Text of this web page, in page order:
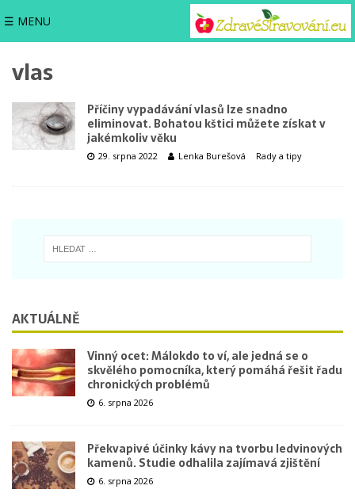
☰ MENU
vlas
Příčiny vypadávání vlasů lze snadno
eliminovat. Bohatou kštici můžete získat v
jakémkoliv věku
29. srpna 2022 Lenka Burešová Rady a tipy
AKTUÁLNĚ
Vinný ocet: Málokdo to ví, ale jedná se o
skvělého pomocníka, který pomáhá řešit řadu
chronických problémů
6. srpna 2026
Překvapivé účinky kávy na tvorbu ledvinových
kamenů. Studie odhalila zajímavá zjištění
6. srpna 2026